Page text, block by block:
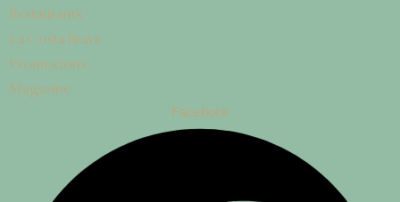
Restaurants
La Costa Brava
Promocions
Magazine
Facebook